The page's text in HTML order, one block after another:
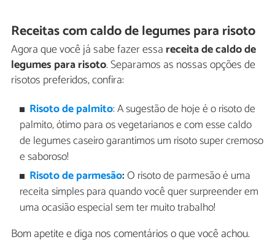
Receitas com caldo de legumes para risoto
Agora que você já sabe fazer essa receita de caldo de
legumes para risoto. Separamos as nossas opções de
risotos preferidos, confira:
Risoto de palmito: A sugestão de hoje é o risoto de
palmito, ótimo para os vegetarianos e com esse caldo
de legumes caseiro garantimos um risoto super cremoso
e saboroso!
Risoto de parmesão:O risoto de parmesão é uma
receita simples para quando você quer surpreender em
uma ocasião especial sem ter muito trabalho!
Bom apetite e diga nos comentários o que você achou.